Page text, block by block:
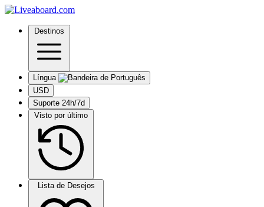
Destinos
Língua
USD
Suporte 24h/7d
Visto por último
Lista de Desejos